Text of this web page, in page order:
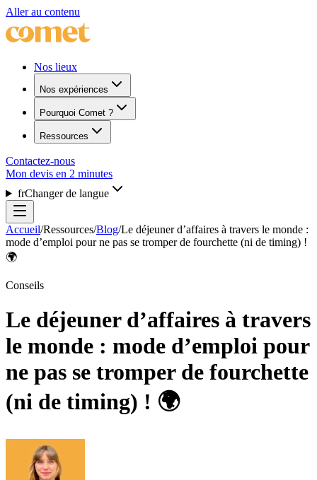
Aller au contenu
Nos lieux
Nos expériences
Pourquoi Comet ?
Ressources
Contactez-nous
Mon devis en 2 minutes
frChanger de langue
Accueil/Ressources/Blog/Le déjeuner d’affaires à travers le monde :
mode d’emploi pour ne pas se tromper de fourchette (ni de timing) !
🌍
Conseils
Le déjeuner d’affaires à travers
le monde : mode d’emploi pour
ne pas se tromper de fourchette
(ni de timing) ! 🌍